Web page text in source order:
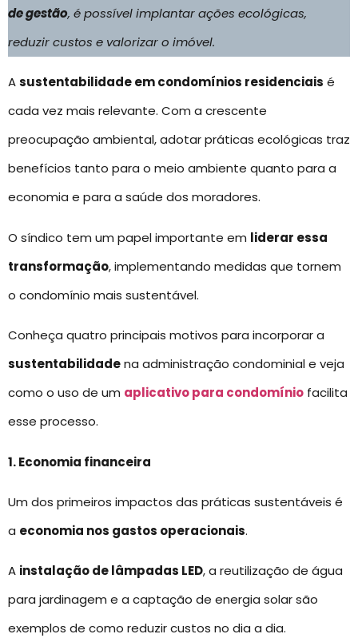
de gestão, é possível implantar ações ecológicas,
reduzir custos e valorizar o imóvel.
Asustentabilidade em condomínios residenciais é
cada vez mais relevante. Com a crescente
preocupação ambiental, adotar práticas ecológicas traz
benefícios tanto para o meio ambiente quanto para a
economia e para a saúde dos moradores.
O síndico tem um papel importante em liderar essa
transformação, implementando medidas que tornem
o condomínio mais sustentável.
Conheça quatro principais motivos para incorporar a
sustentabilidadena administração condominial e veja
como o uso de um aplicativo para condomínio facilita
esse processo.
1. Economia financeira
Um dos primeiros impactos das práticas sustentáveis é
a economia nos gastos operacionais.
A instalação de lâmpadas LED, a reutilização de água
para jardinagem e a captação de energia solar são
exemplos de como reduzir custos no dia a dia.